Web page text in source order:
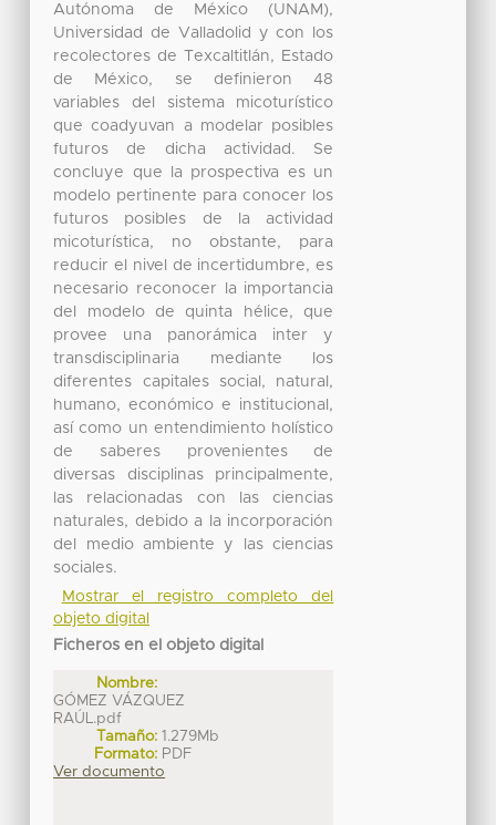
Autónoma de México (UNAM),
Universidad de Valladolid y con los
recolectores de Texcaltitlán, Estado
de México, se definieron 48
variables del sistema micoturístico
que coadyuvan a modelar posibles
futuros de dicha actividad. Se
concluye que la prospectiva es un
modelo pertinente para conocer los
futuros posibles de la actividad
micoturística, no obstante, para
reducir el nivel de incertidumbre, es
necesario reconocer la importancia
del modelo de quinta hélice, que
provee una panorámica inter y
transdisciplinaria mediante los
diferentes capitales social, natural,
humano, económico e institucional,
así como un entendimiento holístico
de saberes provenientes de
diversas disciplinas principalmente,
las relacionadas con las ciencias
naturales, debido a la incorporación
del medio ambiente y las ciencias
sociales.
Mostrar el registro completo del
objeto digital
Ficheros en el objeto digital
Nombre:
GÓMEZ VÁZQUEZ
RAÚL.pdf
Tamaño: 1.279Mb
Formato: PDF
Ver documento